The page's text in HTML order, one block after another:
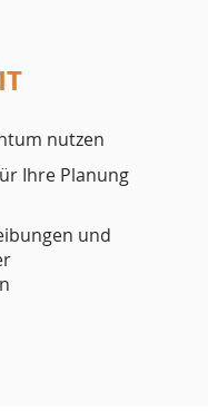
nutzen
Ihre Planung
und